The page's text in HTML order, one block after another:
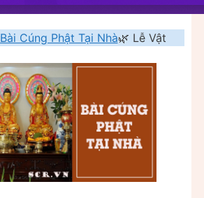
Bài Cúng Phật Tại Nhà🌿 Lễ Vật